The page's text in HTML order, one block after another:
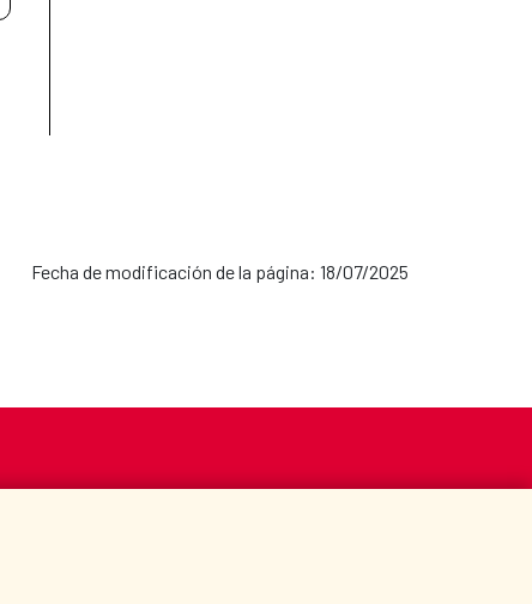
Fecha de modificación de la página: 18/07/2025